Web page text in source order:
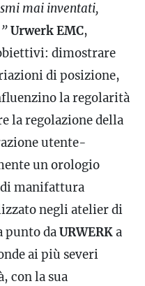
mai inventati,
Urwerk EMC,
dimostrare
di posizione,
la regolarità
la regolazione della
utente-
un orologio
manifattura
negli atelier di
punto daURWERKa
ai più severi
con la sua